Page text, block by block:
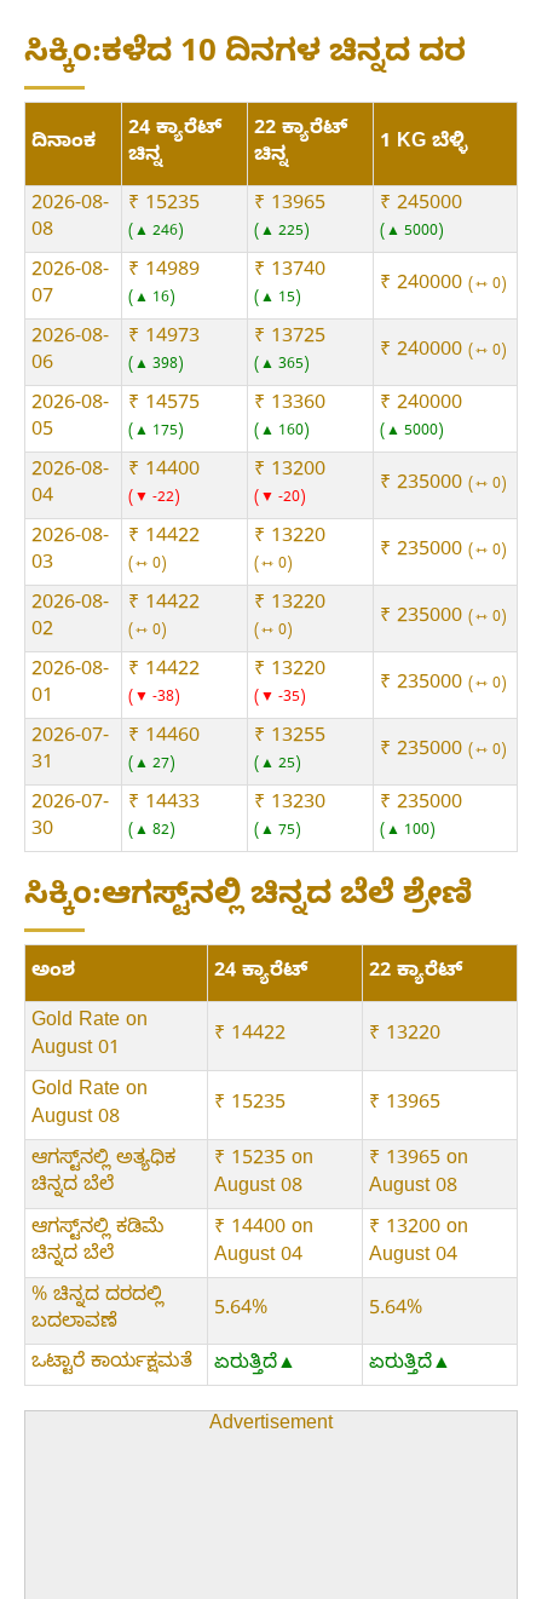
ಸಿಕ್ಕಿಂ:ಕಳೆದ 10 ದಿನಗಳ ಚಿನ್ನದ ದರ
ದಿನಾಂಕ
24 ಕ್ಯಾರೆಟ್
ಚಿನ್ನ
22 ಕ್ಯಾರೆಟ್
ಚಿನ್ನ
1 KG ಬೆಳ್ಳಿ
2026-08-
08
₹ 15235
▲ 246
₹ 13965
▲ 225
₹ 245000
▲ 5000
2026-08-
07
₹ 14989
▲ 16
₹ 13740
▲ 15 ₹ 240000 ⇿ 0
2026-08-
06
₹ 14973
▲ 398
₹ 13725
▲ 365 ₹ 240000 ⇿ 0
2026-08-
05
₹ 14575
▲ 175
₹ 13360
▲ 160
₹ 240000
▲ 5000
2026-08-
04
₹ 14400
▼ -22
₹ 13200
▼ -20 ₹ 235000 ⇿ 0
2026-08-
03
₹ 14422
⇿ 0
₹ 13220
⇿ 0 ₹ 235000 ⇿ 0
2026-08-
02
₹ 14422
⇿ 0
₹ 13220
⇿ 0 ₹ 235000 ⇿ 0
2026-08-
01
₹ 14422
▼ -38
₹ 13220
▼ -35 ₹ 235000 ⇿ 0
2026-07-
31
₹ 14460
▲ 27
₹ 13255
▲ 25 ₹ 235000 ⇿ 0
2026-07-
30
₹ 14433
▲ 82
₹ 13230
▲ 75
₹ 235000
▲ 100
ಸಿಕ್ಕಿಂ:ಆಗಸ್ಟ್‌ನಲ್ಲಿ ಚಿನ್ನದ ಬೆಲೆ ಶ್ರೇಣಿ
ಅಂಶ 24 ಕ್ಯಾರೆಟ್
22 ಕ್ಯಾರೆಟ್
Gold Rate on
August 01
₹ 14422 ₹ 13220
Gold Rate on
August 08
₹ 15235 ₹ 13965
ಆಗಸ್ಟ್‌ನಲ್ಲಿ ಅತ್ಯಧಿಕ
ಚಿನ್ನದ ಬೆಲೆ
₹ 15235 on
August 08
₹ 13965 on
August 08
ಆಗಸ್ಟ್‌ನಲ್ಲಿ ಕಡಿಮೆ
ಚಿನ್ನದ ಬೆಲೆ
₹ 14400 on
August 04
₹ 13200 on
August 04
% ಚಿನ್ನದ ದರದಲ್ಲಿ
ಬದಲಾವಣೆ
5.64%
5.64%
ಒಟ್ಟಾರೆ ಕಾರ್ಯಕ್ಷಮತೆ
ಏರುತ್ತಿದೆ▲ ಏರುತ್ತಿದೆ▲
Advertisement